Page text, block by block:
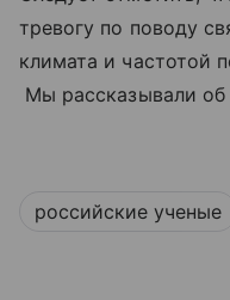
тревогу по поводу
климата и частотой
Мы рассказывали об
российские ученые